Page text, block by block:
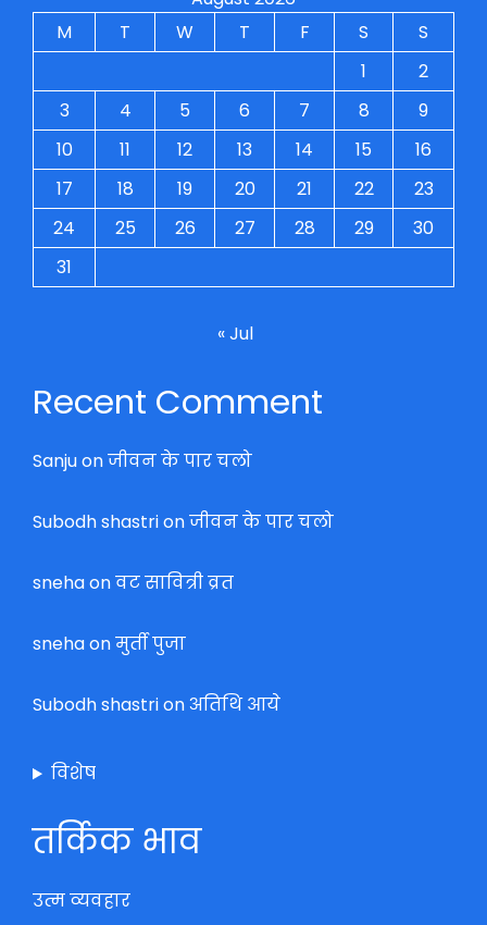
M
T W T F S
S
1
2
3
4 5 6 7 8
9
10
11 12 13 14 15
16
17
18 19 20 21 22
23
24
25 26 27 28 29
30
31
« Jul
Recent Comment
Sanjuonजीवन के पार चलो
Subodh shastrionजीवन के पार चलो
snehaonवट सावित्री व्रत
snehaonमुर्ती पुजा
Subodh shastrionअतिथि आये
विशेष
तर्किक भाव
उत्म व्यवहार